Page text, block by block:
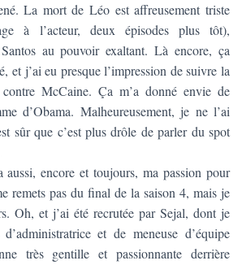
La mort de Léo est affreusement triste
à l’acteur, deux épisodes plus tôt),
au pouvoir exaltant. Là encore, ça
et j’ai eu presque l’impression de suivre la
contre McCaine. Ça m’a donné envie de
d’Obama. Malheureusement, je ne l’ai
sûr que c’est plus drôle de parler du spot
encore et toujours, ma passion pour
remets pas du final de la saison 4, mais je
Oh, et j’ai été recrutée par Sejal, dont je
et de meneuse d’équipe
très gentille et passionnante derrière